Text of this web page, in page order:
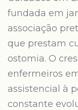
fundada em
associação
que prestam
ostomia. O
enfermeiros
assistencial à
constante